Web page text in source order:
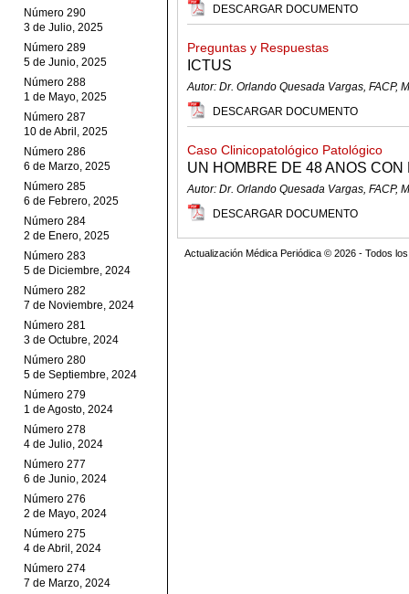
Número 290
3 de Julio, 2025
Número 289
5 de Junio, 2025
Número 288
1 de Mayo, 2025
Número 287
10 de Abril, 2025
Número 286
6 de Marzo, 2025
Número 285
6 de Febrero, 2025
Número 284
2 de Enero, 2025
Número 283
5 de Diciembre, 2024
Número 282
7 de Noviembre, 2024
Número 281
3 de Octubre, 2024
Número 280
5 de Septiembre, 2024
Número 279
1 de Agosto, 2024
Número 278
4 de Julio, 2024
Número 277
6 de Junio, 2024
Número 276
2 de Mayo, 2024
Número 275
4 de Abril, 2024
Número 274
7 de Marzo, 2024
DESCARGAR DOCUMENTO
Preguntas y Respuestas
ICTUS
Autor: Dr. Orlando Quesada Vargas, FACP,
DESCARGAR DOCUMENTO
Caso Clinicopatológico Patológico
UN HOMBRE DE 48 ANOS
Autor: Dr. Orlando Quesada Vargas, FACP,
DESCARGAR DOCUMENTO
Actualización Médica Periódica © 2026 - Todos